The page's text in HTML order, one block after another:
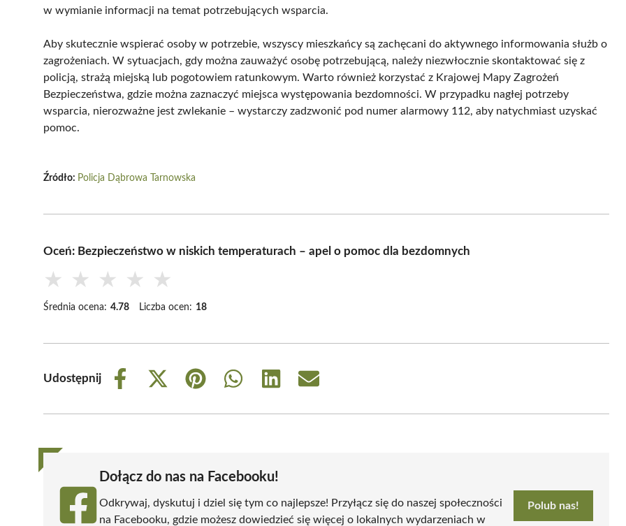
w wymianie informacji na temat potrzebujących wsparcia.
Aby skutecznie wspierać osoby w potrzebie, wszyscy mieszkańcy są zachęcani do aktywnego informowania służb o
zagrożeniach. W sytuacjach, gdy można zauważyć osobę potrzebującą, należy niezwłocznie skontaktować się z
policją, strażą miejską lub pogotowiem ratunkowym. Warto również korzystać z Krajowej Mapy Zagrożeń
Bezpieczeństwa, gdzie można zaznaczyć miejsca występowania bezdomności. W przypadku nagłej potrzeby
wsparcia, nierozważne jest zwlekanie – wystarczy zadzwonić pod numer alarmowy 112, aby natychmiast uzyskać
pomoc.
Źródło: Policja Dąbrowa Tarnowska
Oceń: Bezpieczeństwo w niskich temperaturach – apel o pomoc dla bezdomnych
★ ★ ★ ★ ★
Średnia ocena: 4.78 Liczba ocen: 18
Udostępnij
Share
Share
(Twitter)
Share
Share
Share
Share
Dołącz do nas na Facebooku!
Odkrywaj, dyskutuj i dziel się tym co najlepsze! Przyłącz się do naszej społeczności
na Facebooku, gdzie możesz dowiedzieć się więcej o lokalnych wydarzeniach w
Polub nas!